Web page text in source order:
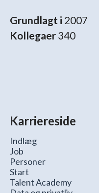
Grundlagt i 2007
Kollegaer 340
Karriereside
Indlæg
Job
Personer
Start
Talent Academy